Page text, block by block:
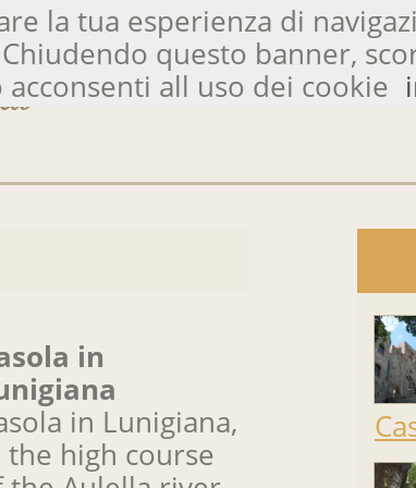
in
in Lunigiana,
the high course
la tua esperienza di
questo banner,
all uso dei cookie